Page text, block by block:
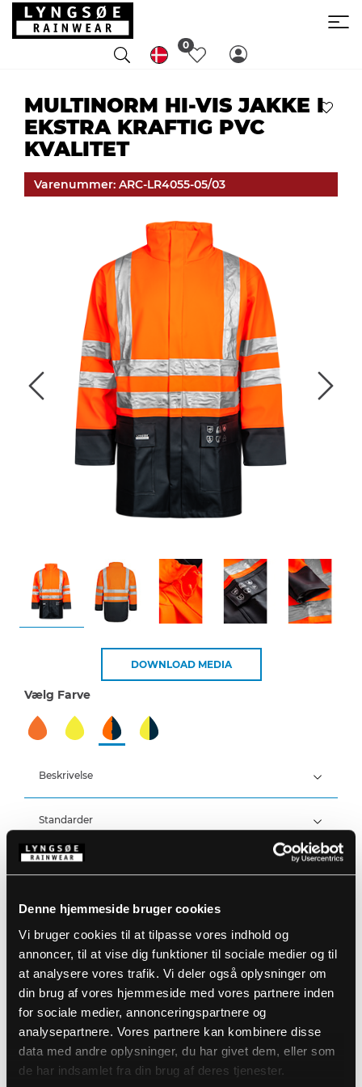
Denne hjemmeside bruger cookies
Vi bruger cookies til at tilpasse vores indhold og
annoncer, til at vise dig funktioner til sociale medier og til
at analysere vores trafik. Vi deler også oplysninger om
din brug af vores hjemmeside med vores partnere inden
for sociale medier, annonceringspartnere og
analysepartnere. Vores partnere kan kombinere disse
data med andre oplysninger, du har givet dem, eller som
de har indsamlet fra din brug af deres tjenester.
0
MULTINORM HI-VIS JAKKE I
EKSTRA KRAFTIG PVC
KVALITET
Varenummer: ARC-LR4055-05/03
DOWNLOAD MEDIA
Vælg Farve
Beskrivelse
PVC/Pe-co, 395 g/m²
ATPV 8,6 cal/cm², ELIM 7 cal/cm²
Vandtæthed: >20.000 MM
Standarder
Detaljer
Stor hætte som passer over hjelm
Hætten kan skjules i kraven
Skjult lynlås med trykknaplukning
Trykknapjustering ved ærmer
To frontlommer
Velcrojustering ved ærmer (Farve: 53/03)
Produktdata
Varenummer: ARC-LR4055-05/03
EAN: 5708217031736
Størrelsesguide
Vaskeanvisninger
Plejeinstruktioner:
DOWNLOAD PRODUKTBLAD